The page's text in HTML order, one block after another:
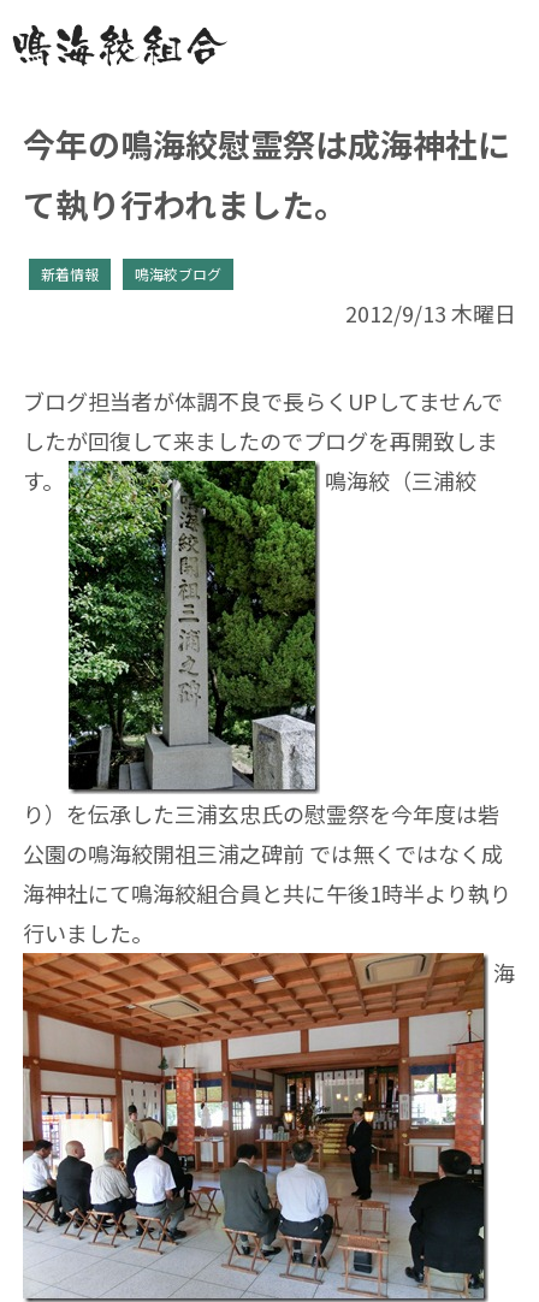
今年の鳴海絞慰霊祭は成海神社に
て執り行われました。
新着情報 鳴海絞ブログ
2012/9/13 木曜日
ブログ担当者が体調不良で長らくUPしてませんで
したが回復して来ましたのでプログを再開致しま
す。
鳴海絞（三浦絞
り）を伝承した三浦玄忠氏の慰霊祭を今年度は砦
公園の鳴海絞開祖三浦之碑前 では無くではなく成
海神社にて鳴海絞組合員と共に午後1時半より執り
行いました。
海